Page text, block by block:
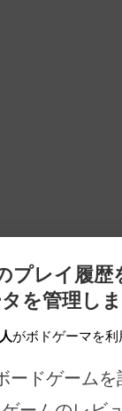
プレイ履歴
を管理し
がボドゲーマを利
ードゲームを